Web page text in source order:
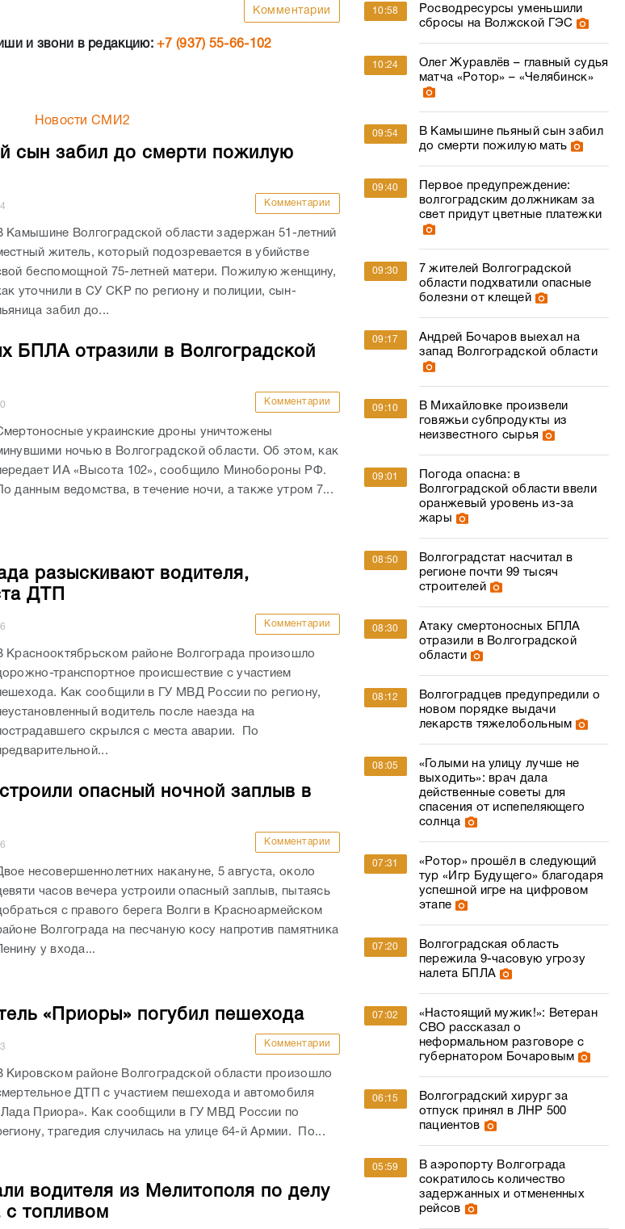
Комментарии
и звони в редакцию:+7 (937) 55-66-102
Новости СМИ2
сын забил до смерти пожилую
Комментарии
Камышине Волгоградской области задержан 51-летний
житель, который подозревается в убийстве
беспомощной 75-летней матери. Пожилую женщину,
уточнили в СУ СКР по региону и полиции, сын-
забил до...
БПЛА отразили в Волгоградской
Комментарии
украинские дроны уничтожены
ночью в Волгоградской области. Об этом, как
ИА «Высота 102», сообщило Минобороны РФ.
данным ведомства, в течение ночи, а также утром 7...
разыскивают водителя,
ДТП
Комментарии
Краснооктябрьском районе Волгограда произошло
транспортное происшествие с участием
Как сообщили в ГУ МВД России по региону,
водитель после наезда на
скрылся с места аварии. По
опасный ночной заплыв в
Комментарии
несовершеннолетних накануне, 5 августа, около
часов вечера устроили опасный заплыв, пытаясь
с правого берега Волги в Красноармейском
Волгограда на песчаную косу напротив памятника
у входа...
«Приоры» погубил пешехода
Комментарии
Кировском районе Волгоградской области произошло
ДТП с участием пешехода и автомобиля
Приора». Как сообщили в ГУ МВД России по
трагедия случилась на улице 64-й Армии. По...
водителя из Мелитополя по делу
топливом
10:58
Росводресурсы уменьшили
сбросы на Волжской ГЭС
10:24
Олег Журавлёв – главный судья
матча «Ротор» – «Челябинск»
09:54
В Камышине пьяный сын забил
до смерти пожилую мать
09:40
Первое предупреждение:
волгоградским должникам за
свет придут цветные платежки
09:30
7 жителей Волгоградской
области подхватили опасные
болезни от клещей
09:17
Андрей Бочаров выехал на
запад Волгоградской области
09:10
В Михайловке произвели
говяжьи субпродукты из
неизвестного сырья
09:01
Погода опасна: в
Волгоградской области ввели
оранжевый уровень из-за
жары
08:50
Волгоградстат насчитал в
регионе почти 99 тысяч
строителей
08:30
Атаку смертоносных БПЛА
отразили в Волгоградской
области
08:12
Волгоградцев предупредили о
новом порядке выдачи
лекарств тяжелобольным
08:05
«Голыми на улицу лучше не
выходить»: врач дала
действенные советы для
спасения от испепеляющего
солнца
07:31
«Ротор» прошёл в следующий
тур «Игр Будущего» благодаря
успешной игре на цифровом
этапе
07:20
Волгоградская область
пережила 9-часовую угрозу
налета БПЛА
07:02
«Настоящий мужик!»: Ветеран
СВО рассказал о
неформальном разговоре с
губернатором Бочаровым
06:15
Волгоградский хирург за
отпуск принял в ЛНР 500
пациентов
05:59
В аэропорту Волгограда
сократилось количество
задержанных и отмененных
рейсов